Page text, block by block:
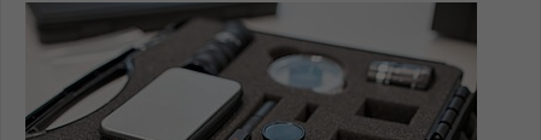
Show larger version for:zu verwalten.